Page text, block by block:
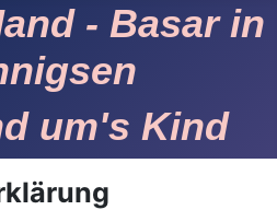
- Basar in
um's Kind